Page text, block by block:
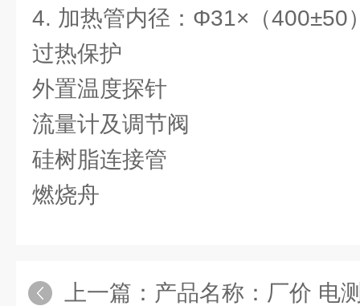
4. 加热管内径：Φ31×（400±50
过热保护
外置温度探针
流量计及调节阀
硅树脂连接管
燃烧舟
上一篇： 产品名称：厂价 电